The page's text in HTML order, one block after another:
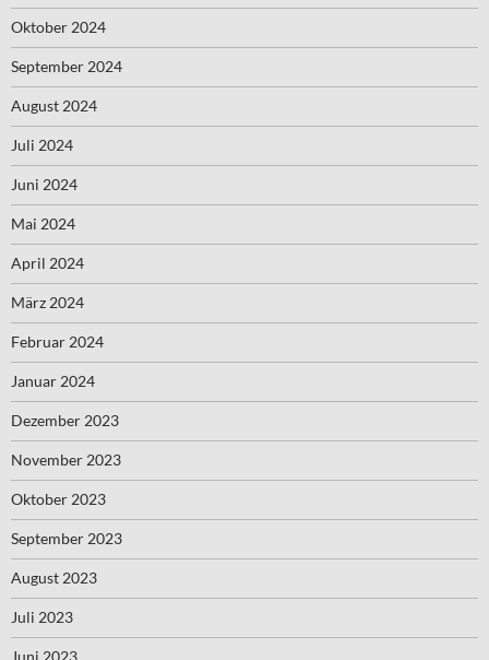
Oktober 2024
September 2024
August 2024
Juli 2024
Juni 2024
Mai 2024
April 2024
März 2024
Februar 2024
Januar 2024
Dezember 2023
November 2023
Oktober 2023
September 2023
August 2023
Juli 2023
Juni 2023